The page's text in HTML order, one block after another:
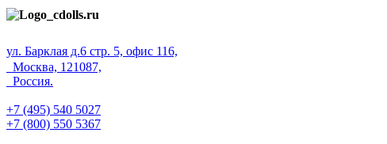
ул. Барклая д.6 стр. 5, офис 116,
Москва, 121087,
Россия.
+7 (495) 540 5027
+7 (800) 550 5367